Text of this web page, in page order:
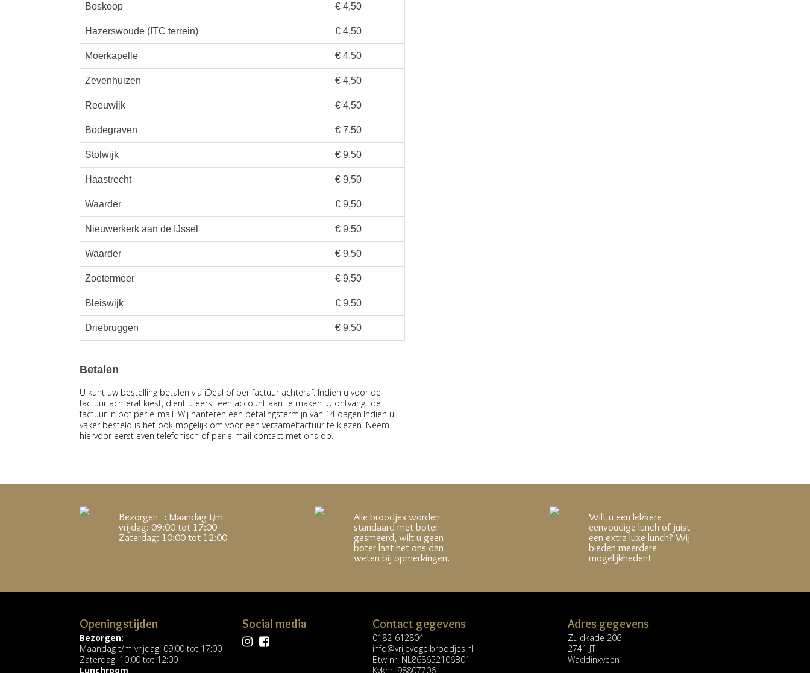
Boskoop € 4,50
Hazerswoude (ITC terrein) € 4,50
Moerkapelle € 4,50
Zevenhuizen € 4,50
Reeuwijk € 4,50
Bodegraven € 7,50
Stolwijk € 9,50
Haastrecht € 9,50
Waarder € 9,50
Nieuwerkerk aan de IJssel € 9,50
Waarder € 9,50
Zoetermeer € 9,50
Bleiswijk € 9,50
Driebruggen € 9,50
Betalen
U kunt uw bestelling betalen via iDeal of per factuur achteraf. Indien u voor de
factuur achteraf kiest, dient u eerst een account aan te maken. U ontvangt de
factuur in pdf per e-mail. Wij hanteren een betalingstermijn van 14 dagen.Indien u
vaker besteld is het ook mogelijk om voor een verzamelfactuur te kiezen. Neem
hiervoor eerst even telefonisch of per e-mail contact met ons op.
Bezorgen : Maandag t/m
vrijdag: 09:00 tot 17:00
Zaterdag: 10:00 tot 12:00
Alle broodjes worden
standaard met boter
gesmeerd, wilt u geen
boter laat het ons dan
weten bij opmerkingen.
Wilt u een lekkere
eenvoudige lunch of juist
een extra luxe lunch? Wij
bieden meerdere
mogelijkheden!
Openingstijden
Bezorgen:
Maandag t/m vrijdag: 09:00 tot 17:00
Zaterdag: 10:00 tot 12:00
Lunchroom
Social media Contact gegevens
0182-612804
info@vrijevogelbroodjes.nl
Btw nr: NL868652106B01
Kvknr. 98807706
Adres gegevens
Zuidkade 206
2741 JT
Waddinxveen